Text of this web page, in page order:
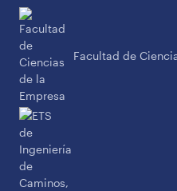
Facultad de